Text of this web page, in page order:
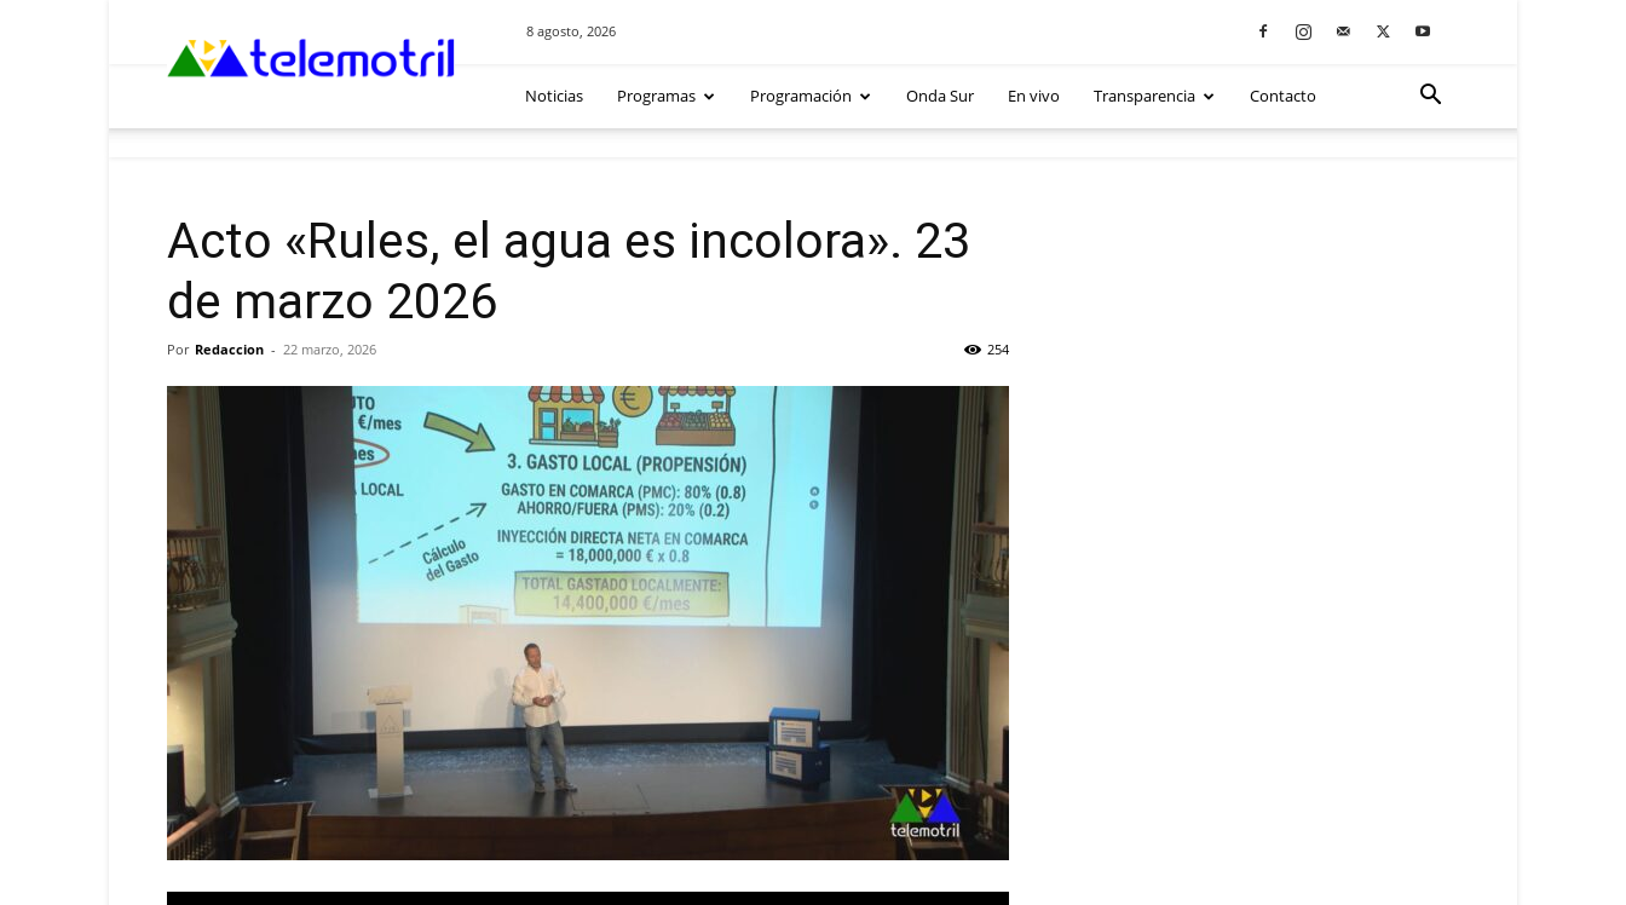
8 agosto, 2026
Noticias Programas Programación Onda Sur En vivo Transparencia Contacto
Acto «Rules, el agua es incolora». 23
de marzo 2026
Por Redaccion - 22 marzo, 2026 254